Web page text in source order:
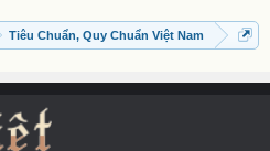
Tiêu Chuẩn, Quy Chuẩn Việt Nam